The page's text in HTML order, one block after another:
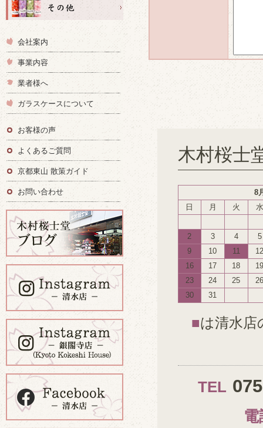
木村桜士
8
日
月 火 水
2 3 4
5
9
10 11
12
16
17 18
19
23
24 25
26
30
31
■は清水店
TEL
電
会社案内
事業内容
業者様へ
ガラスケースについて
お客様の声
よくあるご質問
京都東山 散策ガイド
お問い合わせ